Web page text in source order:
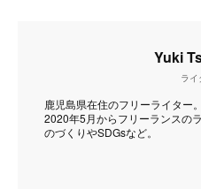
Yuki
ライ
鹿児島県在住のフリーライター
2020年5月からフリーランスの
のづくりやSDGsなど。